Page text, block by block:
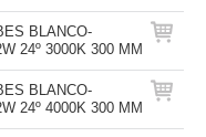
BLANCO-
24º 3000K 300 MM
BLANCO-
24º 4000K 300 MM